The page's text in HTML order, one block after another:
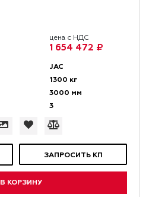
цена с НДС
1 654 472 ₽
JAC
1300 кг
3000 мм
3
ЗАПРОСИТЬ КП
В КОРЗИНУ